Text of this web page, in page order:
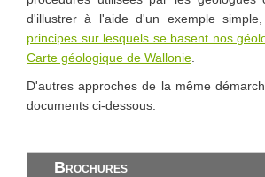
d'illustrer à l'aide d'un exemple
principes sur lesquels se basent nos
Carte géologique de Wallonie
D'autres approches de la même
documents ci-dessous.
Brochures